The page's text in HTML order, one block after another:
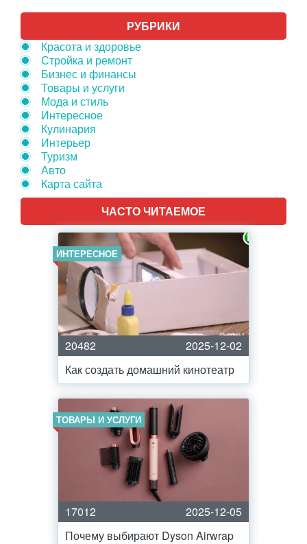
РУБРИКИ
Красота и здоровье
Стройка и ремонт
Бизнес и финансы
Товары и услуги
Мода и стиль
Интересное
Кулинария
Интерьер
Туризм
Авто
Карта сайта
ЧАСТО ЧИТАЕМОЕ
ИНТЕРЕСНОЕ
20482
2025-12-02
Как создать домашний кинотеатр
ТОВАРЫ И УСЛУГИ
17012
2025-12-05
Почему выбирают Dyson Airwrap